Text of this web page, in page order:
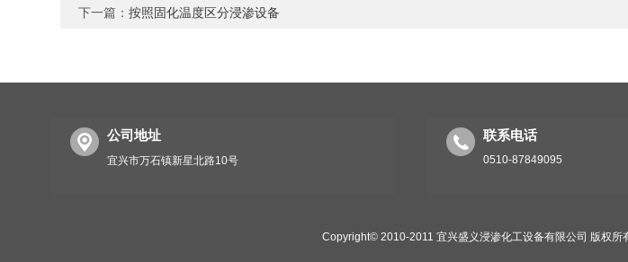
下一篇：按照固化温度区分浸渗设备
公司地址
宜兴市万石镇新星北路10号
联系电话
0510-87849095
Copyright© 2010-2011 宜兴盛义浸渗化工设备有限公司 版权